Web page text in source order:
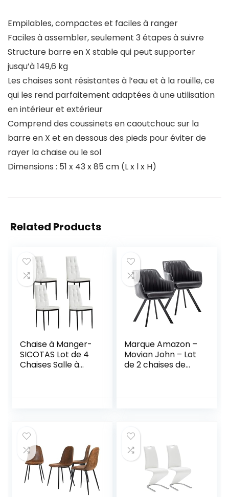
Empilables, compactes et faciles à ranger
Faciles à assembler, seulement 3 étapes à suivre
Structure barre en X stable qui peut supporter
jusqu’à 149,6 kg
Les chaises sont résistantes à l’eau et à la rouille, ce
qui les rend parfaitement adaptées à une utilisation
en intérieur et extérieur
Comprend des coussinets en caoutchouc sur la
barre en X et en dessous des pieds pour éviter de
rayer la chaise ou le sol
Dimensions : 51 x 43 x 85 cm (L x l x H)
Related Products
Chaise à Manger-
SICOTAS Lot de 4
Chaises Salle à
à Manger, Salon,
Cuisine,
Bureau,Blanc
Marque Amazon –
Movian John – Lot
de 2 chaises de